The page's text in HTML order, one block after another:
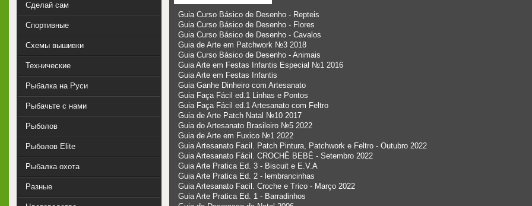
Guia Curso Básico de Desenho - Repteis
Guia Curso Básico de Desenho - Flores
Guia Curso Básico de Desenho - Cavalos
Guia de Arte em Patchwork №3 2018
Guia Curso Básico de Desenho - Animais
Guia Arte em Festas Infantis Especial №1 2016
Guia Arte em Festas Infantis
Guia Ganhe Dinheiro com Artesanato
Guia Faça Fácil еd.1 Linhas e Pontos
Guia Faça Fácil еd.1 Artesanato com Feltro
Guia de Arte Patch Natal №10 2017
Guia do Artesanato Brasileiro №5 2022
Guia de Arte em Fuxico №1 2022
Guia Artesanato Facil. Patch Pintura, Patchwork e Feltro - Outubro 2022
Guia Artesanato Fácil. CROCHÊ BEBÊ - Setembro 2022
Guia Arte Pratica Ed. 3 - Biscuit e E.V.A
Guia Arte Pratica Ed. 2 - lembrancinhas
Guia Artesanato Facil. Croche e Trico - Março 2022
Guia Arte Pratica Ed. 1 - Barradinhos
Сделай сам
Спортивные
Схемы вышивки
Технические
Рыбалка на Руси
Рыбачьте с нами
Рыболов
Рыболов Elite
Рыбалка охота
Разные